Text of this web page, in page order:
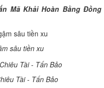
Mã Khải Hoàn Bằng Đồng
sâu tiền xu
Tài - Tấn Bảo